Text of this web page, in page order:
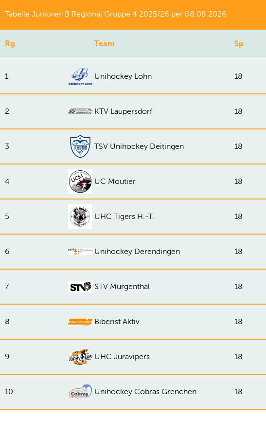
Tabelle Junioren B Regional Gruppe 4 2025/26 per 08.08.2026
Rg. Team Sp
1 Unihockey Lohn 18
2 KTV Laupersdorf 18
3 TSV Unihockey Deitingen 18
4 UC Moutier 18
5 UHC Tigers H.-T. 18
6 Unihockey Derendingen 18
7 STV Murgenthal 18
8 Biberist Aktiv 18
9 UHC Juravipers 18
10 Unihockey Cobras Grenchen 18